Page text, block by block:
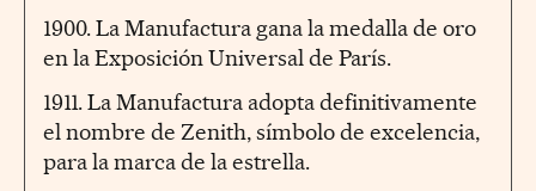
1900. La Manufactura gana la medalla de oro
en la Exposición Universal de París.
1911. La Manufactura adopta definitivamente
el nombre de Zenith, símbolo de excelencia,
para la marca de la estrella.